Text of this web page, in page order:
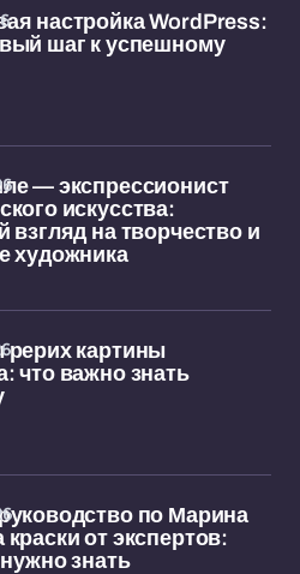
настройка WordPress:
шаг к успешному
— экспрессионист
искусства:
взгляд на творчество и
художника
рерих картины
что важно знать
по Марина
от экспертов:
знать